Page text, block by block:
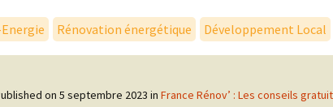
Rénovation énergétique Développement Local
on 5 septembre 2023 in France Rénov’ : Les conseils